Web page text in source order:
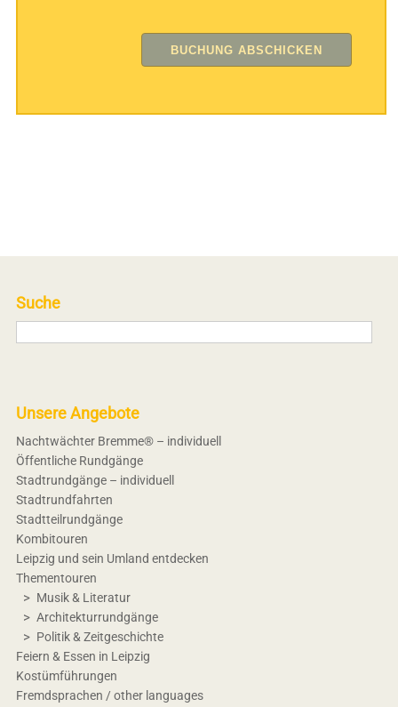
Suche
Unsere Angebote
Nachtwächter Bremme® – individuell
Öffentliche Rundgänge
Stadtrundgänge – individuell
Stadtrundfahrten
Stadtteilrundgänge
Kombitouren
Leipzig und sein Umland entdecken
Thementouren
Musik & Literatur
Architekturrundgänge
Politik & Zeitgeschichte
Feiern & Essen in Leipzig
Kostümführungen
Fremdsprachen / other languages